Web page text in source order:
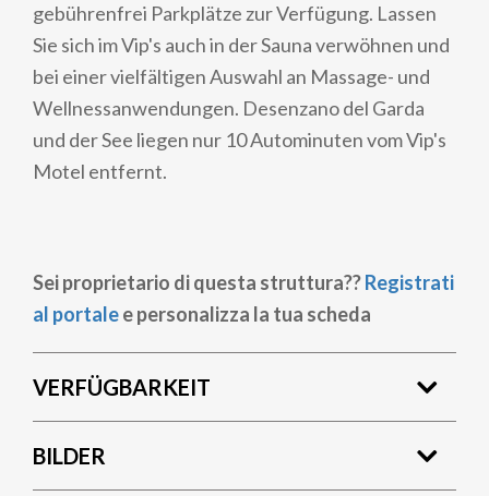
gebührenfrei Parkplätze zur Verfügung. Lassen
Sie sich im Vip's auch in der Sauna verwöhnen und
bei einer vielfältigen Auswahl an Massage- und
Wellnessanwendungen. Desenzano del Garda
und der See liegen nur 10 Autominuten vom Vip's
Motel entfernt.
Sei proprietario di questa struttura??Registrati
al portalee personalizza la tua scheda
VERFÜGBARKEIT
BILDER